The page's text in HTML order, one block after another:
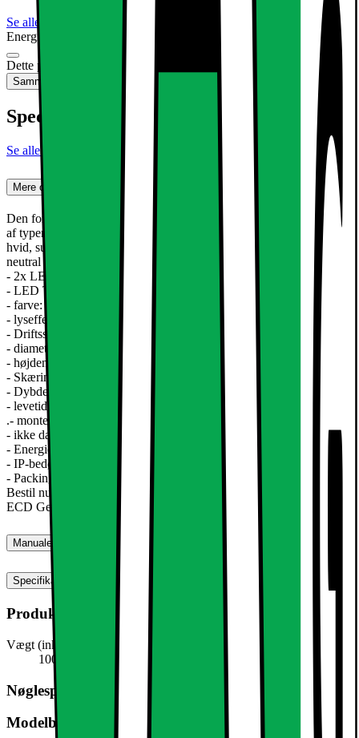
Se alle specifikationer
Energimærkning
Produktdatablad
Dette produkt er ikke tilgængeligt
Sammenlign
Specifikationer
Se alle specifikationer
Mere om produktet
Den forsænkede lys LED med 6W er en ultra-tynd loftsplade lamper
af typen SMD 2835. Den eksisterende aluminium Armaturet har en
hvid, subtil montering. Perfekt til en stilfuld accent dit hjem ved
neutral hvid glødende lyse pletter.
- 2x LED panel omkring 6W
- LED Type: SMD 2835
- farve: køle hvid 4000K
- lyseffekt: omkring 312 lumen og 35W halogen
- Driftsspænding: 220 - 240 volt AC
- diameter af lampen 120 mm
- højden af ??lampen: ca 20mm
- Skæring: mm ca. 105
- Dybde: 20 mm
- levetid: op til 10.000 h
.- montering: Aluminium hvid
- ikke dæmpbar
- Energieffektivitet: A
- IP-bedømmelse: IP44
- Packing størrelse: B = cm 19 | H = 3 cm | L = 16,5 cm
Bestil nu det hotteste form for loft belysning: LED forsænket lys
ECD Germany !!
Manualer, downloads, garanti og support
Specifikationer
Produktmål
Vægt (inkl. emballage)
100,0 g
Nøglespecifikation
Modelbeskrivelse